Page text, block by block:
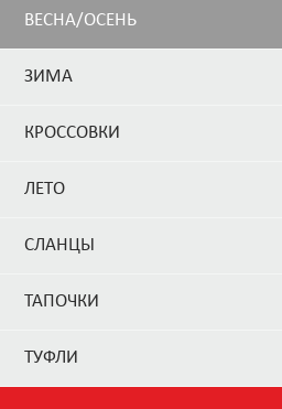
ВЕСНА/ОСЕНЬ
ЗИМА
КРОССОВКИ
ЛЕТО
СЛАНЦЫ
ТАПОЧКИ
ТУФЛИ